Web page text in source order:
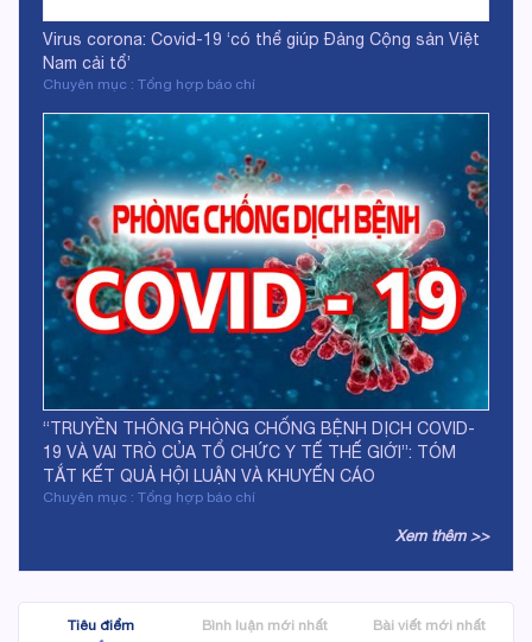
Virus corona: Covid-19 ‘có thể giúp Đảng Cộng sản Việt
Nam cải tổ’
Chuyên mục : Tổng hợp báo chí
“TRUYỀN THÔNG PHÒNG CHỐNG BỆNH DỊCH COVID-
19 VÀ VAI TRÒ CỦA TỔ CHỨC Y TẾ THẾ GIỚI”: TÓM
TẮT KẾT QUẢ HỘI LUẬN VÀ KHUYẾN CÁO
Chuyên mục : Tổng hợp báo chí
Xem thêm >>
Tiêu điểm Bình luận mới nhất Bài viết mới nhất